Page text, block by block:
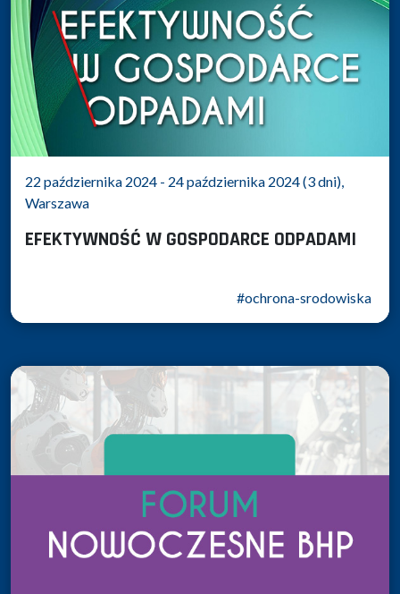
22 października 2024 - 24 października 2024 (3 dni),
Warszawa
EFEKTYWNOŚĆ W GOSPODARCE ODPADAMI
#ochrona-srodowiska